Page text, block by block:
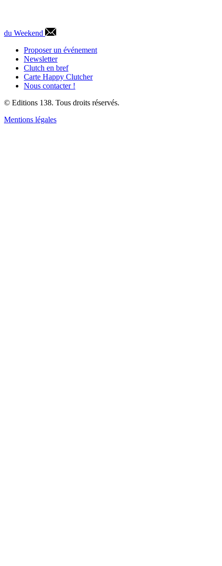
du Weekend
Proposer un événement
Newsletter
Clutch en bref
Carte Happy Clutcher
Nous contacter !
© Editions 138. Tous droits réservés.
Mentions légales